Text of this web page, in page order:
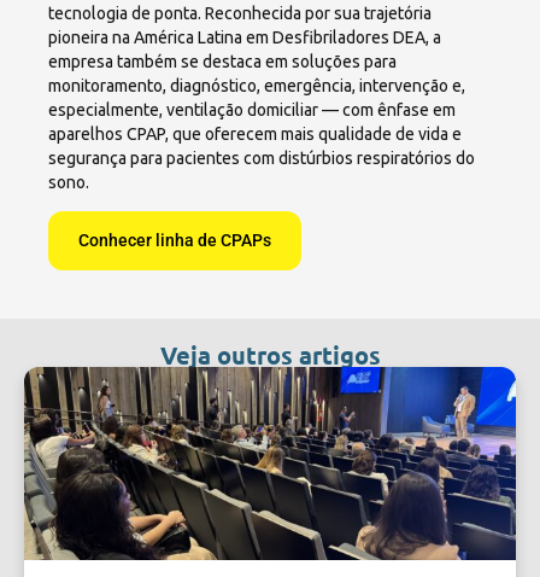
tecnologia de ponta. Reconhecida por sua trajetória
pioneira na América Latina em Desfibriladores DEA, a
empresa também se destaca em soluções para
monitoramento, diagnóstico, emergência, intervenção e,
especialmente, ventilação domiciliar — com ênfase em
aparelhos CPAP, que oferecem mais qualidade de vida e
segurança para pacientes com distúrbios respiratórios do
sono.
Conhecer linha de CPAPs
Veja outros artigos